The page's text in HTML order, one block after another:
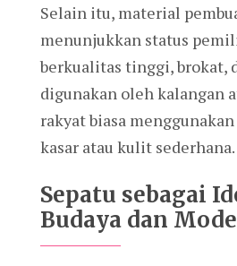
Selain itu, material
menunjukkan status
berkualitas tinggi, brokat,
digunakan oleh kalangan
rakyat biasa
kasar atau kulit sederhana.
Sepatu sebagai
Budaya dan